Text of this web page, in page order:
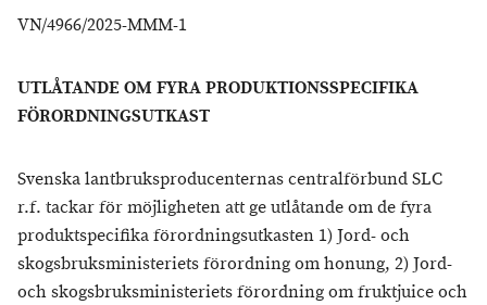
VN/4966/2025-MMM-1
UTLÅTANDE OM FYRA PRODUKTIONSSPECIFIKA
FÖRORDNINGSUTKAST
Svenska lantbruksproducenternas centralförbund SLC
r.f. tackar för möjligheten att ge utlåtande om de fyra
produktspecifika förordningsutkasten 1) Jord- och
skogsbruksministeriets förordning om honung, 2) Jord-
och skogsbruksministeriets förordning om fruktjuice och